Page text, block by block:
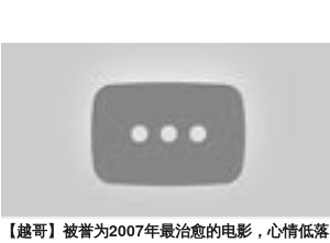
【越哥】被誉为2007年最治愈的电影，心情低落